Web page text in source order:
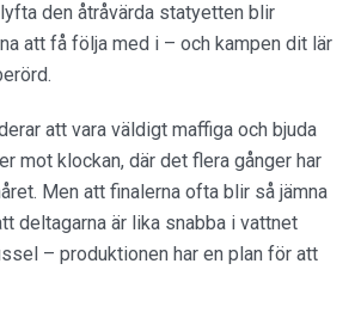
den åtråvärda statyetten blir
att få följa med i – och kampen dit lär
att vara väldigt maffiga och bjuda
mot klockan, där det flera gånger har
Men att finalerna ofta blir så jämna
deltagarna är lika snabba i vattnet
– produktionen har en plan för att